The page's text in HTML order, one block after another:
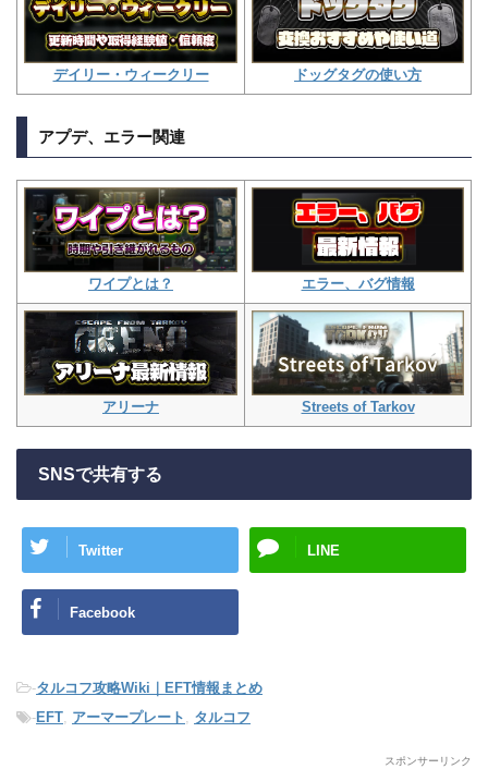
デイリー・ウィークリー ドッグタグの使い方
アプデ、エラー関連
ワイプとは？ エラー、バグ情報
アリーナ Streets of Tarkov
SNSで共有する
Twitter LINE
Facebook
-タルコフ攻略Wiki｜EFT情報まとめ
-EFT, アーマープレート , タルコフ
スポンサーリンク